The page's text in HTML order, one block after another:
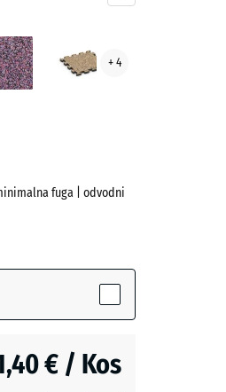
Levandula
+ 4
fuga | odvodni
€ / Kos